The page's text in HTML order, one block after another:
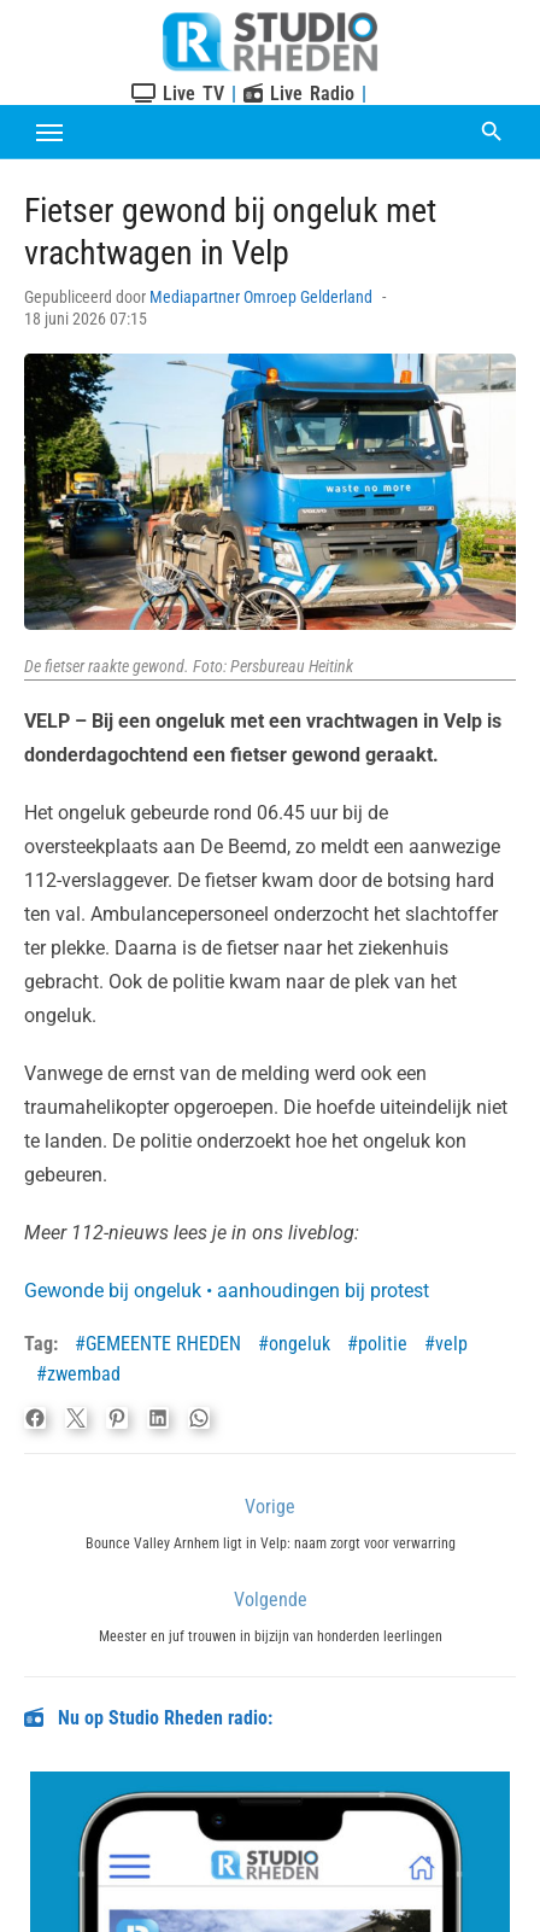
Live TV | Live Radio |
Fietser gewond bij ongeluk met
vrachtwagen in Velp
Gepubliceerd door Mediapartner Omroep Gelderland
18 juni 2026 07:15
De fietser raakte gewond. Foto: Persbureau Heitink
VELP – Bij een ongeluk met een vrachtwagen in Velp is
donderdagochtend een fietser gewond geraakt.
Het ongeluk gebeurde rond 06.45 uur bij de
oversteekplaats aan De Beemd, zo meldt een aanwezige
112-verslaggever. De fietser kwam door de botsing hard
ten val. Ambulancepersoneel onderzocht het slachtoffer
ter plekke. Daarna is de fietser naar het ziekenhuis
gebracht. Ook de politie kwam naar de plek van het
ongeluk.
Vanwege de ernst van de melding werd ook een
traumahelikopter opgeroepen. Die hoefde uiteindelijk niet
te landen. De politie onderzoekt hoe het ongeluk kon
gebeuren.
Meer 112-nieuws lees je in ons liveblog:
Gewonde bij ongeluk • aanhoudingen bij protest
Tag: GEMEENTE RHEDEN ongeluk politie
velp
zwembad
navigatie
Vorige
Previous
Bounce Valley Arnhem ligt in Velp: naam zorgt voor verwarring
Volgende
Next
Meester en juf trouwen in bijzijn van honderden leerlingen
Nu op Studio Rheden radio: